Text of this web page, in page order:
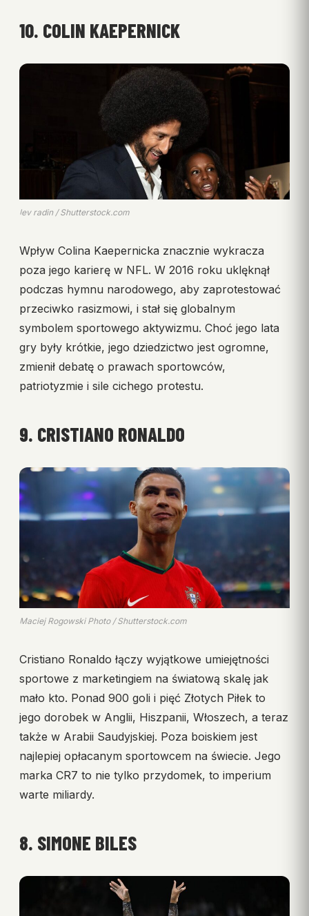
10. COLIN KAEPERNICK
lev radin / Shutterstock.com
Wpływ Colina Kaepernicka znacznie wykracza
poza jego karierę w NFL. W 2016 roku uklęknął
podczas hymnu narodowego, aby zaprotestować
przeciwko rasizmowi, i stał się globalnym
symbolem sportowego aktywizmu. Choć jego lata
gry były krótkie, jego dziedzictwo jest ogromne,
zmienił debatę o prawach sportowców,
patriotyzmie i sile cichego protestu.
9. CRISTIANO RONALDO
Maciej Rogowski Photo / Shutterstock.com
Cristiano Ronaldo łączy wyjątkowe umiejętności
sportowe z marketingiem na światową skalę jak
mało kto. Ponad 900 goli i pięć Złotych Piłek to
jego dorobek w Anglii, Hiszpanii, Włoszech, a teraz
także w Arabii Saudyjskiej. Poza boiskiem jest
najlepiej opłacanym sportowcem na świecie. Jego
marka CR7 to nie tylko przydomek, to imperium
warte miliardy.
8. SIMONE BILES